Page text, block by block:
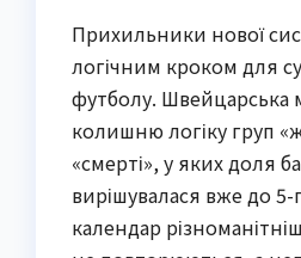
Прихильники нової
логічним кроком для
футболу. Швейцарська
колишню логіку груп
«смерті», у яких доля
вирішувалася вже до 5-
календар